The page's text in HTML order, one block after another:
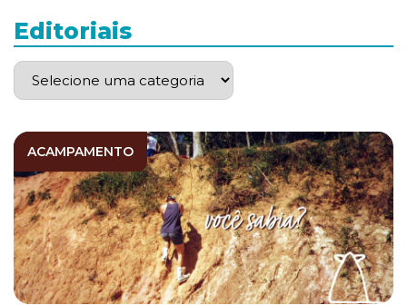
ACAMPAMENTO
Editoriais